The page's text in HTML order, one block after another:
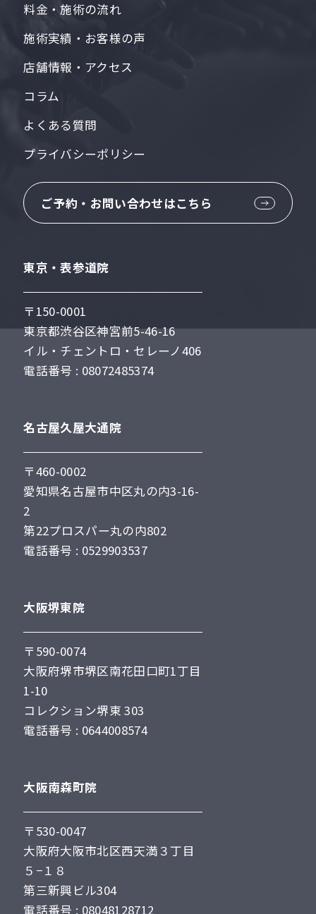
料金・施術の流れ
施術実績・お客様の声
店舗情報・アクセス
コラム
よくある質問
プライバシーポリシー
ご予約・お問い合わせはこちら
東京・表参道院
〒150-0001
東京都渋谷区神宮前5-46-16
イル・チェントロ・セレーノ406
電話番号 : 08072485374
名古屋久屋大通院
〒460-0002
愛知県名古屋市中区丸の内3-16-
2
第22プロスパー丸の内802
電話番号 : 0529903537
大阪堺東院
〒590-0074
大阪府堺市堺区南花田口町1丁目
1-10
コレクション堺東 303
電話番号 : 0644008574
大阪南森町院
〒530-0047
大阪府大阪市北区西天満３丁目
５−１８
第三新興ビル304
電話番号 : 08048128712